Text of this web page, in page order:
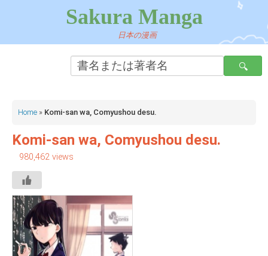
Sakura Manga
日本の漫画
Home » Komi-san wa, Comyushou desu.
Komi-san wa, Comyushou desu.
980,462 views